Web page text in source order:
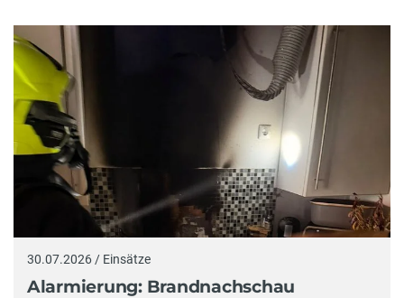
30.07.2026 / Einsätze
Alarmierung: Brandnachschau